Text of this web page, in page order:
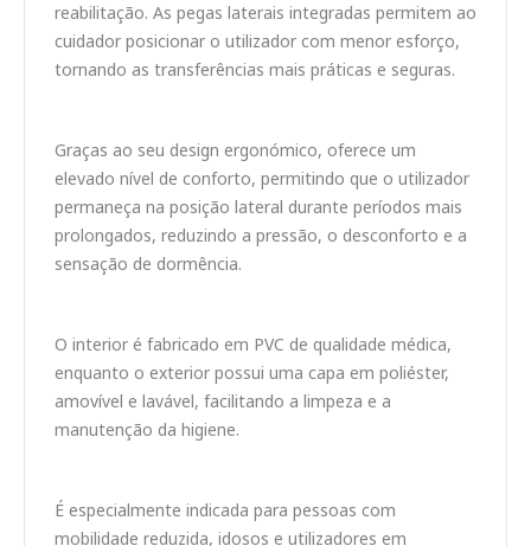
reabilitação. As pegas laterais integradas permitem ao
cuidador posicionar o utilizador com menor esforço,
tornando as transferências mais práticas e seguras.
Graças ao seu design ergonómico, oferece um
elevado nível de conforto, permitindo que o utilizador
permaneça na posição lateral durante períodos mais
prolongados, reduzindo a pressão, o desconforto e a
sensação de dormência.
O interior é fabricado em PVC de qualidade médica,
enquanto o exterior possui uma capa em poliéster,
amovível e lavável, facilitando a limpeza e a
manutenção da higiene.
É especialmente indicada para pessoas com
mobilidade reduzida, idosos e utilizadores em